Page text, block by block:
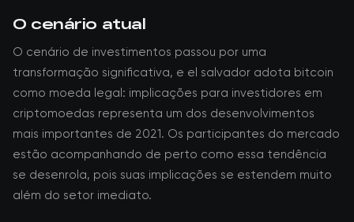
O cenário atual
O cenário de investimentos passou por uma
transformação significativa, e el salvador adota bitcoin
como moeda legal: implicações para investidores em
criptomoedas representa um dos desenvolvimentos
mais importantes de 2021. Os participantes do mercado
estão acompanhando de perto como essa tendência
se desenrola, pois suas implicações se estendem muito
além do setor imediato.